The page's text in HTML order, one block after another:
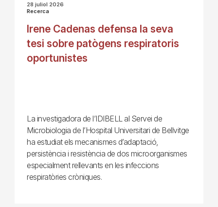
28 juliol 2026
Recerca
Irene Cadenas defensa la seva
tesi sobre patògens respiratoris
oportunistes
La investigadora de l’IDIBELL al Servei de
Microbiologia de l’Hospital Universitari de Bellvitge
ha estudiat els mecanismes d’adaptació,
persistència i resistència de dos microorganismes
especialment rellevants en les infeccions
respiratòries cròniques.